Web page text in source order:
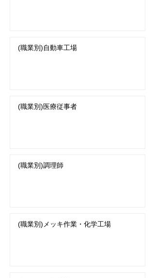
(職業別)自動車工場
(職業別)医療従事者
(職業別)調理師
(職業別)メッキ作業・化学工場